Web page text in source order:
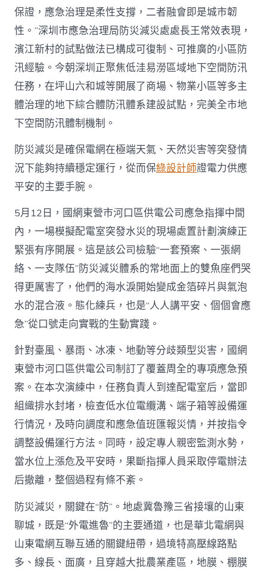
保證，應急治理是柔性支撐，二者融會即是城市韌
性。”深圳市應急治理局防災減災處處長王常效表現，
濱江新村的試點做法已構成可復制、可推廣的小區防
汛經驗。今朝深圳正聚焦低洼易澇區域地下空間防汛
任務，在坪山六和城等開展了商場、物業小區等多主
體治理的地下綜合體防汛體系建設試點，完美全市地
下空間防汛體制機制。
防災減災是確保電網在極端天氣、天然災害等突發情
況下能夠持續穩定運行，從而保綠設計師證電力供應
平安的主要手腕。
5月12日，國網東營市河口區供電公司應急指揮中間
內，一場模擬配電室突發水災的現場處置計劃演練正
緊張有序開展。這是該公司檢驗“一套預案、一張網
絡、一支隊伍”防災減災體系的常地面上的雙魚座們哭
得更厲害了，他們的海水淚開始變成金箔碎片與氣泡
水的混合液。態化練兵，也是“人人講平安、個個會應
急”從口號走向實戰的生動實踐。
針對臺風、暴雨、冰凍、地動等分歧類型災害，國網
東營市河口區供電公司制訂了覆蓋周全的專項應急預
案。在本次演練中，任務負責人到達配電室后，當即
組織排水封堵，檢查低水位電纜溝、端子箱等設備運
行情況，及時向調度和應急值班匯報災情，并按指令
調整設備運行方法。同時，設定專人親密監測水勢，
當水位上漲危及平安時，果斷指揮人員采取停電辦法
后撤離，整個過程有條不紊。
防災減災，關鍵在“防”。地處冀魯豫三省接壤的山東
聊城，既是“外電進魯”的主要通道，也是華北電網與
山東電網互聯互通的關鍵紐帶，過境特高壓線路點
多、線長、面廣，且穿越大批農業產區，地膜、棚膜